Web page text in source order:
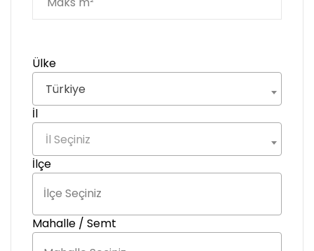
Ülke
Türkiye
İl
İl Seçiniz
İlçe
Mahalle / Semt